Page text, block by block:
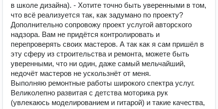
в школе дизайна). - Хотите точно быть уверенными в том,
что всё реализуется так, как задумано по проекту?
Дополнительно сопровожу проект услугой авторского
надзора. Вам не придётся контролировать и
перепроверять своих мастеров. А так как я сам пришёл в
эту сферу из строительства и ремонта, можете быть
уверенными, что ни один, даже самый мельчайший,
недочёт мастеров не ускользнёт от меня.
Выполняю ремонтные работы широкого спектра услуг.
Великолепно развитая с детства моторика рук
(увлекаюсь моделированием и гитарой) и такие качества,